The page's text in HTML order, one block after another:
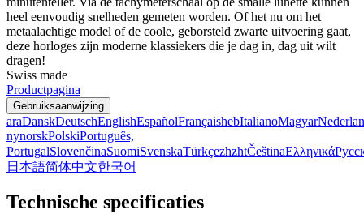
heel eenvoudig snelheden gemeten worden. Of het nu om het
metaalachtige model of de coole, geborsteld zwarte uitvoering gaat,
deze horloges zijn moderne klassiekers die je dag in, dag uit wilt
dragen!
Swiss made
Productpagina
Gebruiksaanwijzing
araDanskDeutschEnglishEspañolFrançaishebItalianoMagyar
nynorskPolskiPortuguês,
PortugalSlovenčinaSuomiSvenskaTürkçezhzhtČeštinaΕλληνικά
日本語简体中文한국어
Technische specificaties